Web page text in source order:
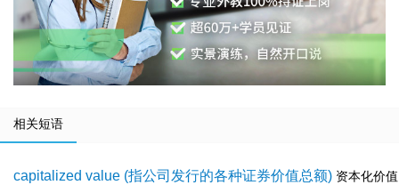
相关短语
capitalized value (指公司发行的各种证券价值总额) 资本化价值